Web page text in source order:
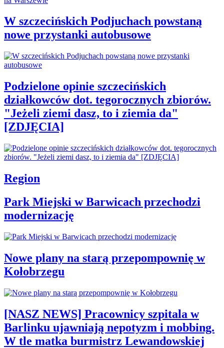
W szczecińskich Podjuchach powstaną
nowe przystanki autobusowe
Podzielone opinie szczecińskich
działkowców dot. tegorocznych zbiorów.
"Jeżeli ziemi dasz, to i ziemia da"
[ZDJĘCIA]
Region
Park Miejski w Barwicach przechodzi
modernizację
Nowe plany na starą przepompownię w
Kołobrzegu
[NASZ NEWS] Pracownicy szpitala w
Barlinku ujawniają nepotyzm i mobbing.
W tle matka burmistrz Lewandowskiej